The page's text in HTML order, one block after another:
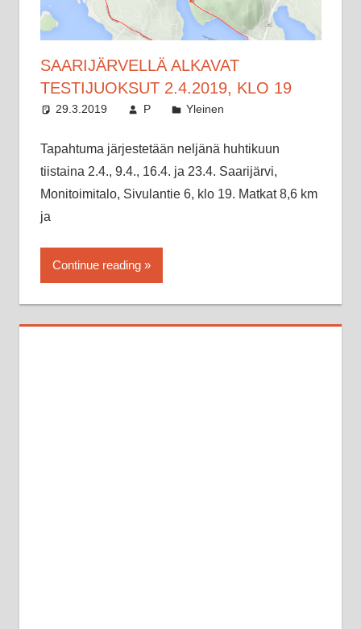
SAARIJÄRVELLÄ ALKAVAT
TESTIJUOKSUT 2.4.2019, KLO 19
29.3.2019 P Yleinen
Tapahtuma järjestetään neljänä huhtikuun
tiistaina 2.4., 9.4., 16.4. ja 23.4. Saarijärvi,
Monitoimitalo, Sivulantie 6, klo 19. Matkat 8,6 km
ja
Continue reading